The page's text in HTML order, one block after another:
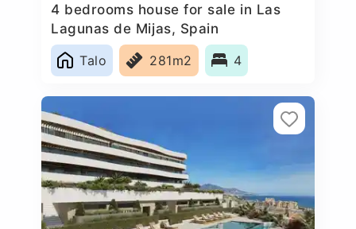
4 bedrooms house for sale in Las
Lagunas de Mijas, Spain
Talo
281m2 4